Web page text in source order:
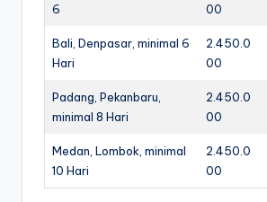
6
00
Bali, Denpasar, minimal 6
Hari
2.450.0
00
Padang, Pekanbaru,
minimal 8 Hari
2.450.0
00
Medan, Lombok, minimal
10 Hari
2.450.0
00